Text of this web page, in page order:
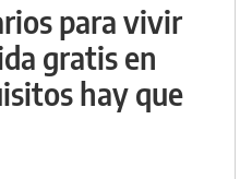
para vivir
gratis en
hay que